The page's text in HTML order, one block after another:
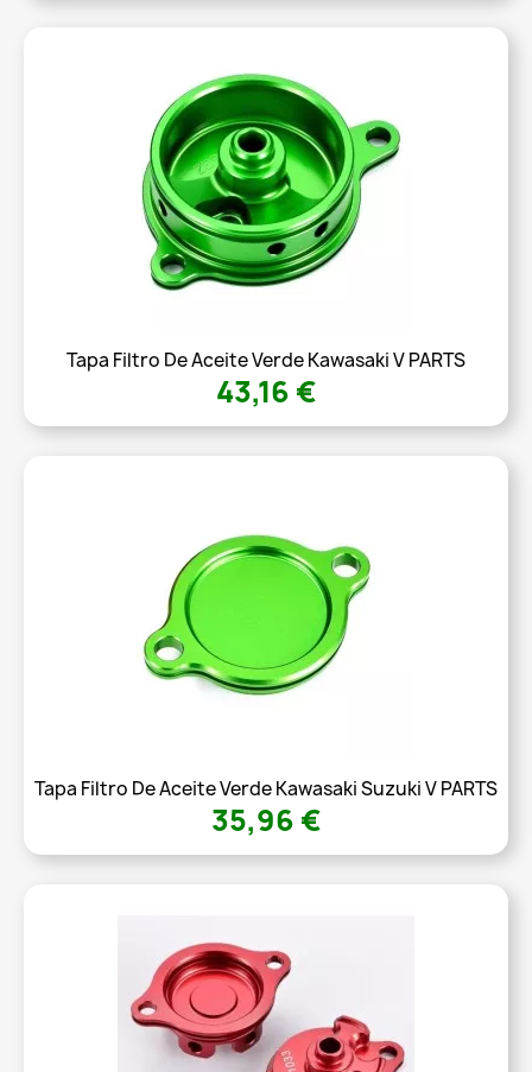
Tapa Filtro De Aceite Verde Kawasaki V PARTS
43,16 €
Tapa Filtro De Aceite Verde Kawasaki Suzuki V PARTS
35,96 €